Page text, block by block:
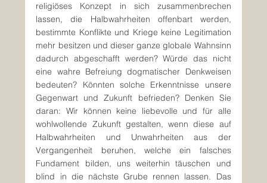
religiöses Konzept in sich zusammenbrechen
lassen, die Halbwahrheiten offenbart werden,
bestimmte Konflikte und Kriege keine Legitimation
mehr besitzen und dieser ganze globale Wahnsinn
dadurch abgeschafft werden? Würde das nicht
eine wahre Befreiung dogmatischer Denkweisen
bedeuten? Könnten solche Erkenntnisse unsere
Gegenwart und Zukunft befrieden? Denken Sie
daran: Wir können keine liebevolle und für alle
wohlwollende Zukunft gestalten, wenn diese auf
Halbwahrheiten und Unwahrheiten aus der
Vergangenheit beruhen, welche ein falsches
Fundament bilden, uns weiterhin täuschen und
blind in die nächste Grube rennen lassen. Das